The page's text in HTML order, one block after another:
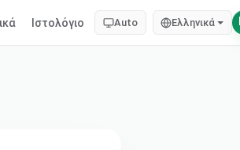
Ιστολόγιο Auto Ελληνικά